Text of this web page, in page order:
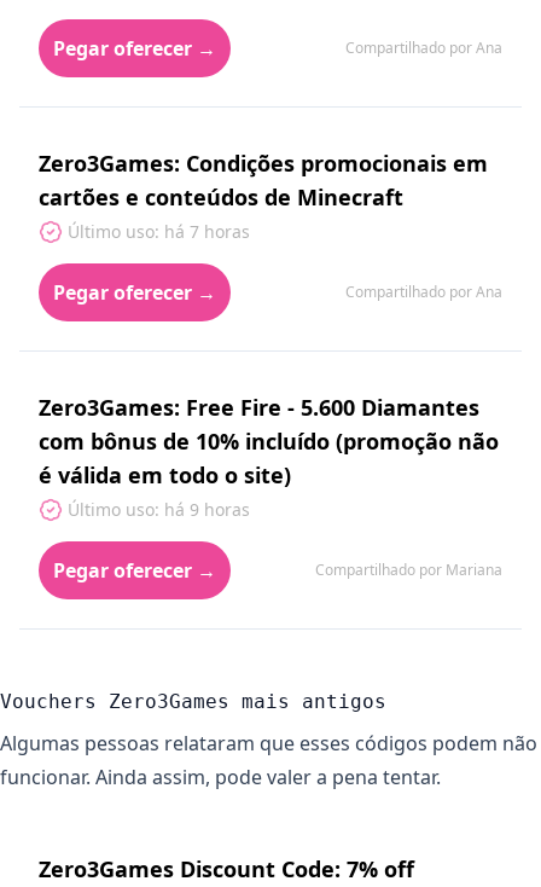
Pegar oferecer → Compartilhado por Ana
Zero3Games: Condições promocionais em
cartões e conteúdos de Minecraft
Último uso: há 7 horas
Pegar oferecer → Compartilhado por Ana
Zero3Games: Free Fire - 5.600 Diamantes
com bônus de 10% incluído (promoção não
é válida em todo o site)
Último uso: há 9 horas
Pegar oferecer → Compartilhado por Mariana
Vouchers Zero3Games mais antigos
Algumas pessoas relataram que esses códigos podem não
funcionar. Ainda assim, pode valer a pena tentar.
Zero3Games Discount Code: 7% off